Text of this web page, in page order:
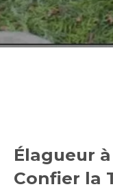
Élagueur
Confier la